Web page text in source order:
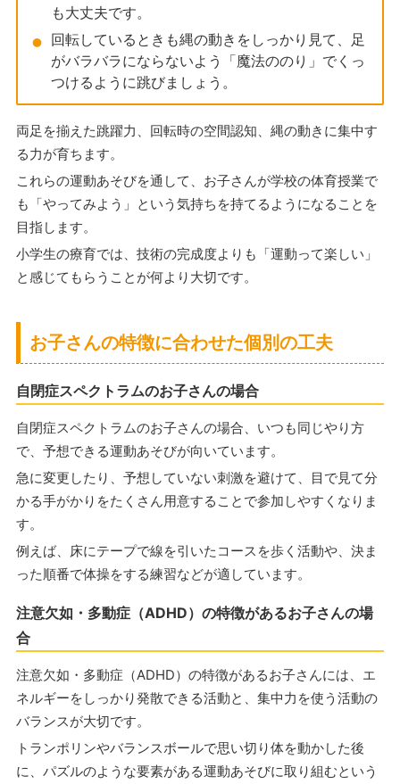
も大丈夫です。
回転しているときも縄の動きをしっかり見て、足
がバラバラにならないよう「魔法ののり」でくっ
つけるように跳びましょう。
両足を揃えた跳躍力、回転時の空間認知、縄の動きに集中す
る力が育ちます。
これらの運動あそびを通して、お子さんが学校の体育授業で
も「やってみよう」という気持ちを持てるようになることを
目指します。
小学生の療育では、技術の完成度よりも「運動って楽しい」
と感じてもらうことが何より大切です。
お子さんの特徴に合わせた個別の工夫
自閉症スペクトラムのお子さんの場合
自閉症スペクトラムのお子さんの場合、いつも同じやり方
で、予想できる運動あそびが向いています。
急に変更したり、予想していない刺激を避けて、目で見て分
かる手がかりをたくさん用意することで参加しやすくなりま
す。
例えば、床にテープで線を引いたコースを歩く活動や、決ま
った順番で体操をする練習などが適しています。
注意欠如・多動症（ADHD）の特徴があるお子さんの場
合
注意欠如・多動症（ADHD）の特徴があるお子さんには、エ
ネルギーをしっかり発散できる活動と、集中力を使う活動の
バランスが大切です。
トランポリンやバランスボールで思い切り体を動かした後
に、パズルのような要素がある運動あそびに取り組むという